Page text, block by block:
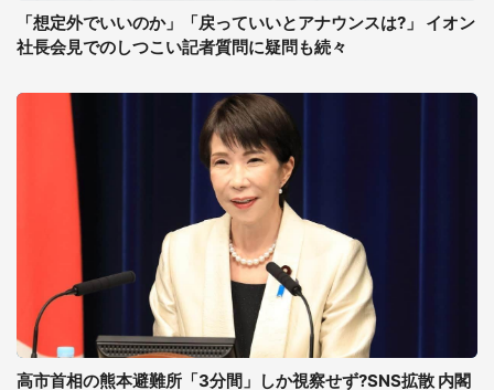
「想定外でいいのか」「戻っていいとアナウンスは?」 イオン
社長会見でのしつこい記者質問に疑問も続々
高市首相の熊本避難所「3分間」しか視察せず?SNS拡散 内閣